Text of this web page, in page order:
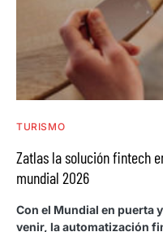
TURISMO
Zatlas la solución fintech
mundial 2026
Con el Mundial en puerta
venir, la automatización